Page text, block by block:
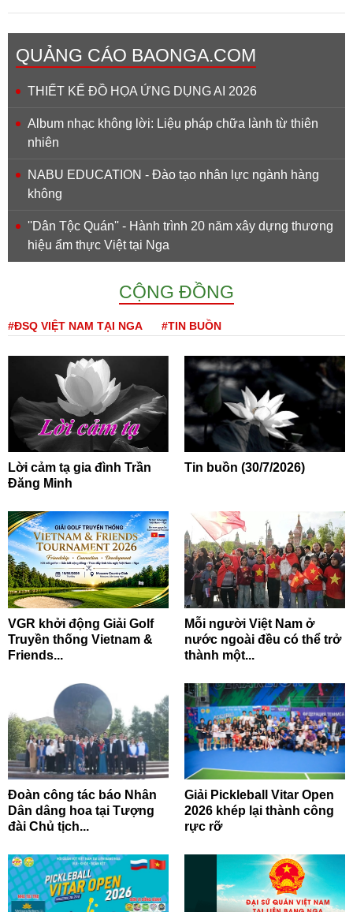
QUẢNG CÁO BAONGA.COM
THIẾT KẾ ĐỒ HỌA ỨNG DỤNG AI 2026
Album nhạc không lời: Liệu pháp chữa lành từ thiên
nhiên
NABU EDUCATION - Đào tạo nhân lực ngành hàng
không
''Dân Tộc Quán'' - Hành trình 20 năm xây dựng thương
hiệu ẩm thực Việt tại Nga
CỘNG ĐỒNG
#ĐSQ VIỆT NAM TẠI NGA #TIN BUỒN
Lời cảm tạ gia đình Trần
Đăng Minh
Tin buồn (30/7/2026)
VGR khởi động Giải Golf
Truyền thống Vietnam &
Friends...
Mỗi người Việt Nam ở
nước ngoài đều có thể trở
thành một...
Đoàn công tác báo Nhân
Dân dâng hoa tại Tượng
đài Chủ tịch...
Giải Pickleball Vitar Open
2026 khép lại thành công
rực rỡ